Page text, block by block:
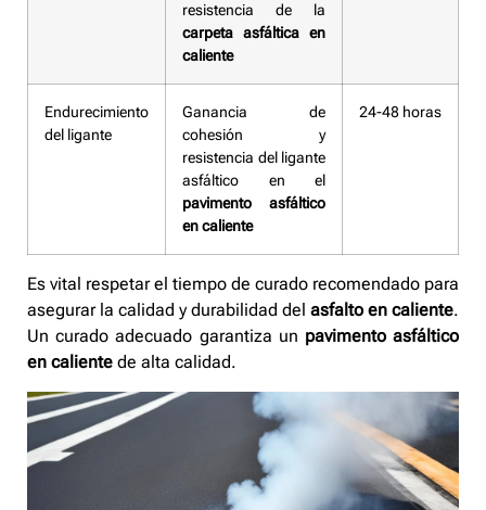
resistencia de la
carpeta asfáltica en
caliente
Endurecimiento
del ligante
Ganancia de
cohesión y
resistencia del ligante
asfáltico en el
pavimento asfáltico
en caliente
24-48 horas
Es vital respetar el tiempo de curado recomendado para
asegurar la calidad y durabilidad del asfalto en caliente.
Un curado adecuado garantiza un pavimento asfáltico
en caliente de alta calidad.